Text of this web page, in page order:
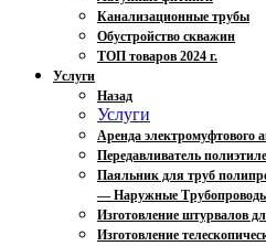
Канализационные трубы
Обустройство скважин
ТОП товаров 2024 г.
Услуги
Назад
Услуги
Аренда электромуфтового
Передавливатель
Паяльник для труб
— Наружные
Изготовление штурвалов
Изготовление